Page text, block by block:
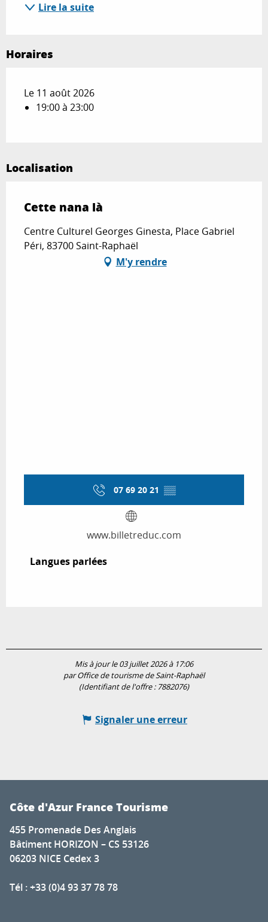
Lire la suite
Horaires
Le 11 août 2026
19:00 à 23:00
Localisation
Cette nana là
Centre Culturel Georges Ginesta, Place Gabriel
Péri, 83700 Saint-Raphaël
M'y rendre
07 69 20 21 ▒▒
www.billetreduc.com
Langues parlées
Langues parlées
Mis à jour le 03 juillet 2026 à 17:06
par Office de tourisme de Saint-Raphaël
(Identifiant de l'offre : 7882076)
Signaler une erreur
Côte d'Azur France Tourisme
455 Promenade Des Anglais
Bâtiment HORIZON – CS 53126
06203 NICE Cedex 3
Tél : +33 (0)4 93 37 78 78